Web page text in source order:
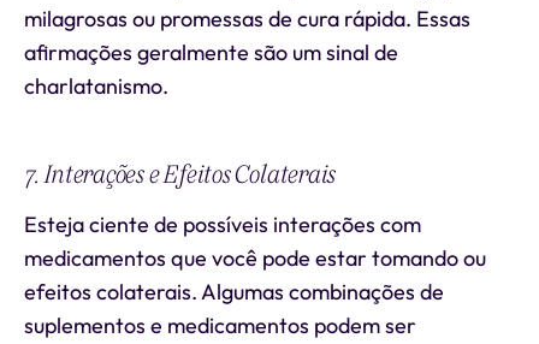
milagrosas ou promessas de cura rápida. Essas
afirmações geralmente são um sinal de
charlatanismo.
7. Interações e Efeitos Colaterais
Esteja ciente de possíveis interações com
medicamentos que você pode estar tomando ou
efeitos colaterais. Algumas combinações de
suplementos e medicamentos podem ser